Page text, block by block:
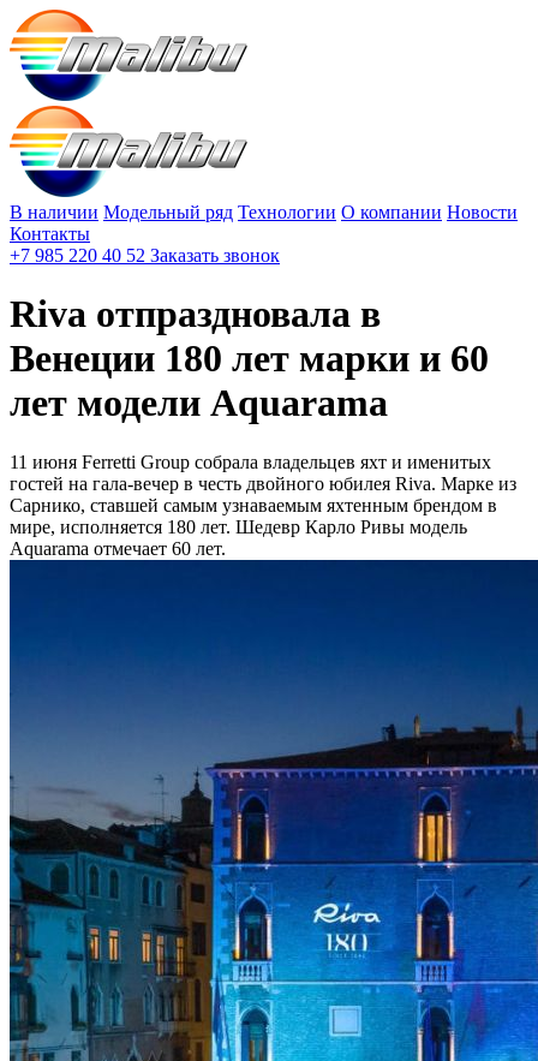
В наличии Модельный ряд Технологии О компании Новости
Контакты
+7 985 220 40 52 Заказать звонок
Riva отпраздновала в
Венеции 180 лет марки и 60
лет модели Aquarama
11 июня Ferretti Group собрала владельцев яхт и именитых
гостей на гала-вечер в честь двойного юбилея Riva. Марке из
Сарнико, ставшей самым узнаваемым яхтенным брендом в
мире, исполняется 180 лет. Шедевр Карло Ривы модель
Aquarama отмечает 60 лет.